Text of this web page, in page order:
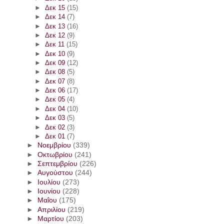
► Δεκ 15 (15)
► Δεκ 14 (7)
► Δεκ 13 (16)
► Δεκ 12 (9)
► Δεκ 11 (15)
► Δεκ 10 (9)
► Δεκ 09 (12)
► Δεκ 08 (5)
► Δεκ 07 (8)
► Δεκ 06 (17)
► Δεκ 05 (4)
► Δεκ 04 (10)
► Δεκ 03 (5)
► Δεκ 02 (3)
► Δεκ 01 (7)
►
Νοεμβρίου (339)
► Οκτωβρίου (241)
► Σεπτεμβρίου (226)
► Αυγούστου (244)
► Ιουλίου (273)
►
Ιουνίου (228)
►
Μαΐου (175)
► Απριλίου (219)
►
Μαρτίου (203)